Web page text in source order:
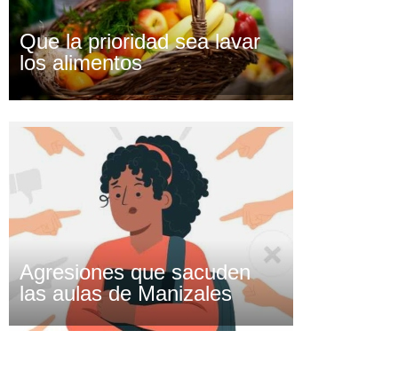
Que la prioridad sea lavar
los alimentos
Agresiones que sacuden
las aulas de Manizales